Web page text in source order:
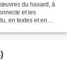
du hasard, à
et les
en textes et en